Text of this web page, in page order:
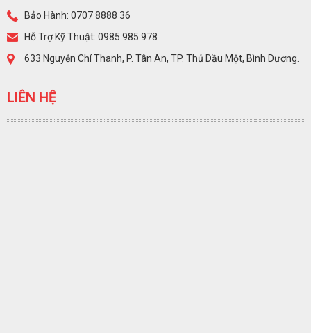
Bảo Hành: 0707 8888 36
Hỗ Trợ Kỹ Thuật: 0985 985 978
633 Nguyễn Chí Thanh, P. Tân An, TP. Thủ Dầu Một, Bình Dương.
LIÊN HỆ